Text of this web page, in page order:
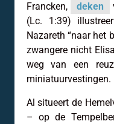
Francken,
deken
(Lc. 1:39)
Nazareth “naar het
zwangere nicht
weg van een
miniatuurvestingen.
Al situeert de
– op de